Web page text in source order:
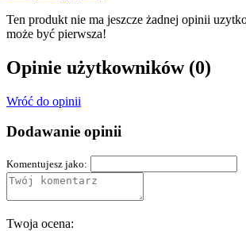
Ten produkt nie ma jeszcze żadnej opinii
może być pierwsza!
Opinie użytkowników (0)
Wróć do opinii
Dodawanie opinii
Komentujesz jako:
Twoja ocena: